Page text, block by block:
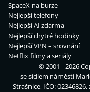
SpaceX na burze
Nejlepší telefony
Nejlepší AI zdarma
Nejlepší chytré hodinky
Nejlepší VPN – srovnání
Netflix filmy a seriály
© 2001 - 2026
se sídlem náměstí
Strašnice, IČO: